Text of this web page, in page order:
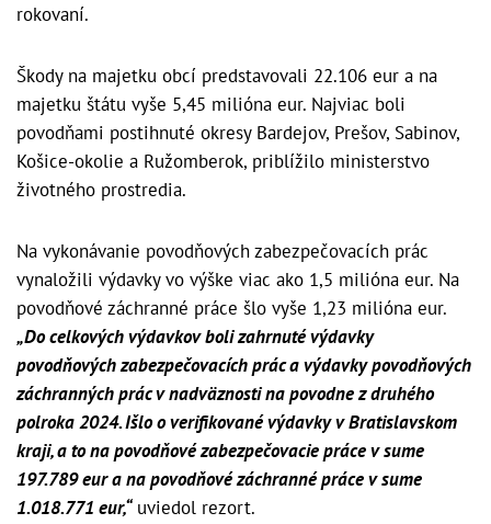
rokovaní.
Škody na majetku obcí predstavovali 22.106 eur a na
majetku štátu vyše 5,45 milióna eur. Najviac boli
povodňami postihnuté okresy Bardejov, Prešov, Sabinov,
Košice-okolie a Ružomberok, priblížilo ministerstvo
životného prostredia.
Na vykonávanie povodňových zabezpečovacích prác
vynaložili výdavky vo výške viac ako 1,5 milióna eur. Na
povodňové záchranné práce šlo vyše 1,23 milióna eur.
„Do celkových výdavkov boli zahrnuté výdavky
povodňových zabezpečovacích prác a výdavky povodňových
záchranných prác v nadväznosti na povodne z druhého
polroka 2024. Išlo o verifikované výdavky v Bratislavskom
kraji, a to na povodňové zabezpečovacie práce v sume
197.789 eur a na povodňové záchranné práce v sume
1.018.771 eur,“uviedol rezort.